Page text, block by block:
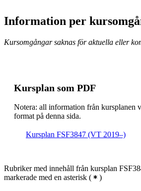
Information per
Kursomgångar saknas för aktuella eller
Kursplan som PDF
Notera: all information från kursplanen
format på denna sida.
Kursplan FSF3847 (VT 2019–)
Rubriker med innehåll från kursplan
markerade med en asterisk ( )